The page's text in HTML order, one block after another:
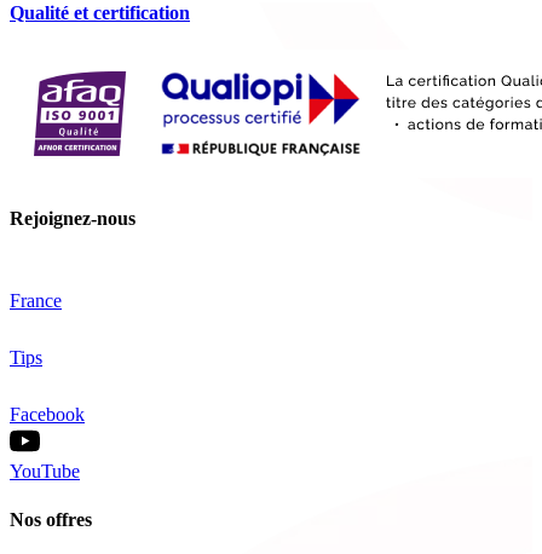
Qualité et certification
Rejoignez-nous
France
Tips
Facebook
YouTube
Nos offres